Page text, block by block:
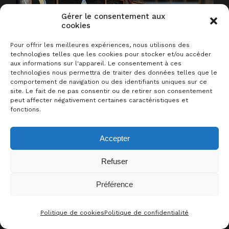
Gérer le consentement aux
cookies
Pour offrir les meilleures expériences, nous utilisons des
technologies telles que les cookies pour stocker et/ou accéder
aux informations sur l'appareil. Le consentement à ces
technologies nous permettra de traiter des données telles que le
comportement de navigation ou des identifiants uniques sur ce
site. Le fait de ne pas consentir ou de retirer son consentement
peut affecter négativement certaines caractéristiques et
fonctions.
Accepter
Refuser
Préférence
Politique de cookiesPolitique de confidentialité
Votre sésame pour la Soirée deCONTACT